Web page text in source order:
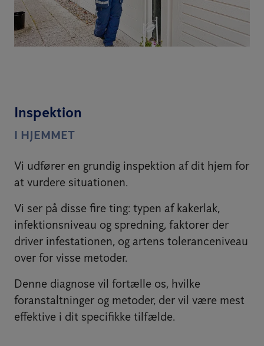
Inspektion
I HJEMMET
Vi udfører en grundig inspektion af dit hjem for
at vurdere situationen.
Vi ser på disse fire ting: typen af kakerlak,
infektionsniveau og spredning, faktorer der
driver infestationen, og artens toleranceniveau
over for visse metoder.
Denne diagnose vil fortælle os, hvilke
foranstaltninger og metoder, der vil være mest
effektive i dit specifikke tilfælde.